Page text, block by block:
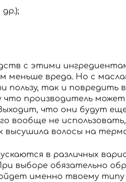
с этими
меньше вреда. Но с
пользу, так и повредить
производитель может
что они будут
вообще не
высушила волосы на
в различных
выборе обязательно
именно твоему
товары в корзину
Регистрация
регистрации, вы